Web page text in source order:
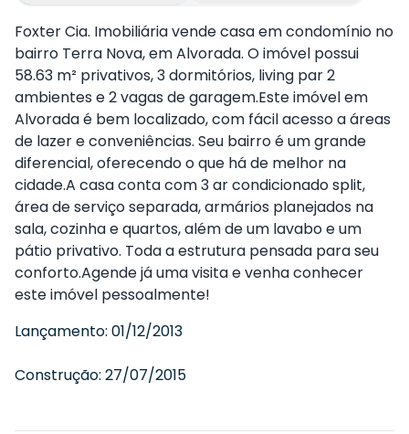
Foxter Cia. Imobiliária vende casa em condomínio no
bairro Terra Nova, em Alvorada. O imóvel possui
58.63 m² privativos, 3 dormitórios, living par 2
ambientes e 2 vagas de garagem.Este imóvel em
Alvorada é bem localizado, com fácil acesso a áreas
de lazer e conveniências. Seu bairro é um grande
diferencial, oferecendo o que há de melhor na
cidade.A casa conta com 3 ar condicionado split,
área de serviço separada, armários planejados na
sala, cozinha e quartos, além de um lavabo e um
pátio privativo. Toda a estrutura pensada para seu
conforto.Agende já uma visita e venha conhecer
este imóvel pessoalmente!
Lançamento: 01/12/2013
Construção: 27/07/2015